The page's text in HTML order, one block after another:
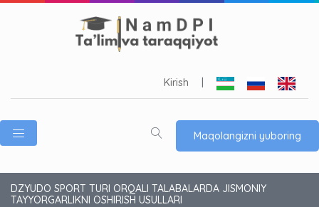
Kirish
Maqolangizni yuboring
DZYUDO SPORT TURI ORQALI TALABALARDA JISMONIY
TAYYORGARLIKNI OSHIRISH USULLARI